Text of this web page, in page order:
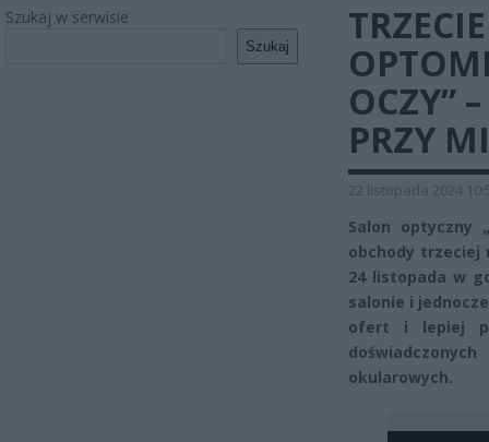
Szukaj w serwisie
Szukaj
OCZY”
PRZY
22 listopada 2024
Salon optyczny
obchody trzeciej
24 listopada w
salonie i
ofert i lepiej
okularowych.